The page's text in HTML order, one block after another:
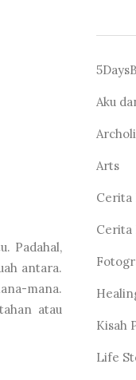
Padahal,
antara.
mana.
atau
Aku
Arts
Cerita
Cerita
Kisah
Life